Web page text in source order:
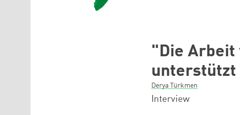
"Die
unterstützt
Derya Türkmen
Interview